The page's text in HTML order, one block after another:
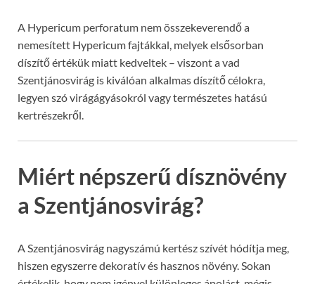
A Hypericum perforatum nem összekeverendő a
nemesített Hypericum fajtákkal, melyek elsősorban
díszítő értékük miatt kedveltek – viszont a vad
Szentjánosvirág is kiválóan alkalmas díszítő célokra,
legyen szó virágágyásokról vagy természetes hatású
kertrészekről.
Miért népszerű dísznövény
a Szentjánosvirág?
A Szentjánosvirág nagyszámú kertész szívét hódítja meg,
hiszen egyszerre dekoratív és hasznos növény. Sokan